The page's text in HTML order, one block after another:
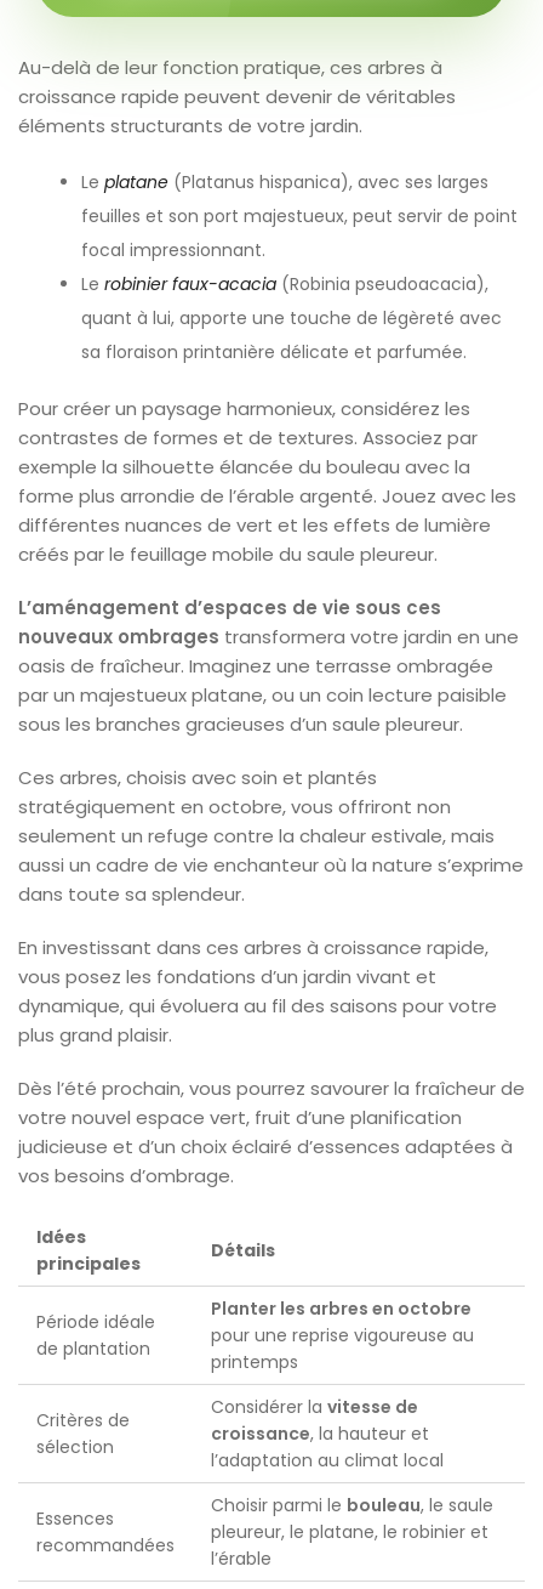
Au-delà de leur fonction pratique, ces arbres à
croissance rapide peuvent devenir de véritables
éléments structurants de votre jardin.
Leplatane (Platanus hispanica), avec ses larges
feuilles et son port majestueux, peut servir de point
focal impressionnant.
Lerobinier faux-acacia (Robinia pseudoacacia),
quant à lui, apporte une touche de légèreté avec
sa floraison printanière délicate et parfumée.
Pour créer un paysage harmonieux, considérez les
contrastes de formes et de textures. Associez par
exemple la silhouette élancée du bouleau avec la
forme plus arrondie de l’érable argenté. Jouez avec les
différentes nuances de vert et les effets de lumière
créés par le feuillage mobile du saule pleureur.
L’aménagement d’espaces de vie sous ces
nouveaux ombrages transformera votre jardin en une
oasis de fraîcheur. Imaginez une terrasse ombragée
par un majestueux platane, ou un coin lecture paisible
sous les branches gracieuses d’un saule pleureur.
Ces arbres, choisis avec soin et plantés
stratégiquement en octobre, vous offriront non
seulement un refuge contre la chaleur estivale, mais
aussi un cadre de vie enchanteur où la nature s’exprime
dans toute sa splendeur.
En investissant dans ces arbres à croissance rapide,
vous posez les fondations d’un jardin vivant et
dynamique, qui évoluera au fil des saisons pour votre
plus grand plaisir.
Dès l’été prochain, vous pourrez savourer la fraîcheur de
votre nouvel espace vert, fruit d’une planification
judicieuse et d’un choix éclairé d’essences adaptées à
vos besoins d’ombrage.
Idées
principales
Détails
Période idéale
de plantation
Planter les arbres en octobre
pour une reprise vigoureuse au
printemps
Critères de
sélection
Considérer la vitesse de
croissance, la hauteur et
l’adaptation au climat local
Essences
recommandées
Choisir parmi le bouleau, le saule
pleureur, le platane, le robinier et
l’érable